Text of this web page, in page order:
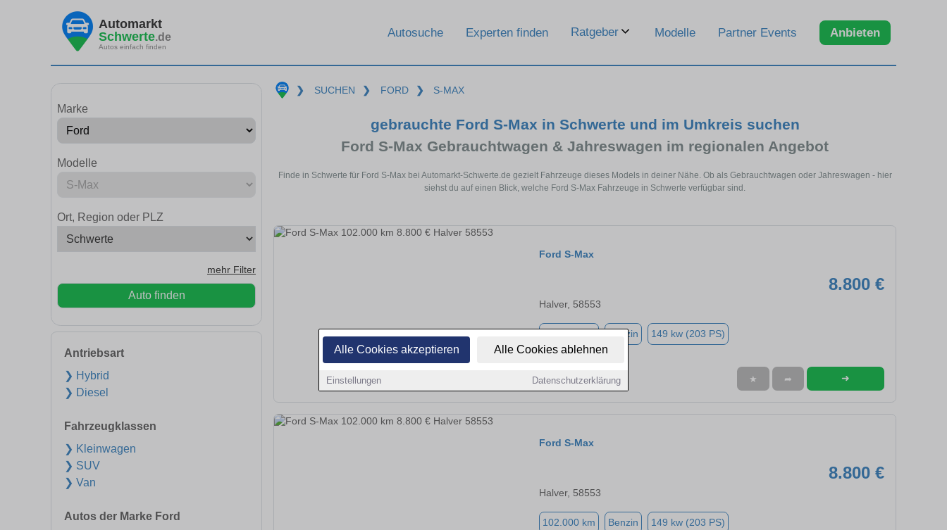
Alle Cookies akzeptieren Alle Cookies ablehnen
Einstellungen Datenschutzerklärung
Automarkt
Schwerte.de
Autos einfach finden
Autosuche Experten finden Ratgeber Modelle Partner Events Anbieten
Marke
Modelle
Ort, Region oder PLZ
mehr Filter
Auto finden
Antriebsart
❯ Hybrid
❯ Diesel
Fahrzeugklassen
❯ Kleinwagen
❯ SUV
❯ Van
Autos der Marke Ford
❯ SUCHEN ❯ FORD ❯ S-MAX
gebrauchte Ford S-Max in Schwerte und im Umkreis suchen
Ford S-Max Gebrauchtwagen & Jahreswagen im regionalen Angebot
Finde in Schwerte für Ford S-Max bei Automarkt-Schwerte.de gezielt Fahrzeuge dieses Models in deiner Nähe. Ob als Gebrauchtwagen oder Jahreswagen - hier
siehst du auf einen Blick, welche Ford S-Max Fahrzeuge in Schwerte verfügbar sind.
Ford S-Max
8.800 €
Halver, 58553
Benzin 149 kw (203 PS)
★ ➦ ➜
Ford S-Max
8.800 €
Halver, 58553
102.000 km Benzin 149 kw (203 PS)